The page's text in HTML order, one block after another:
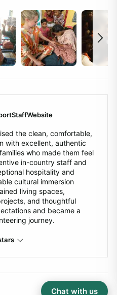
StaffWebsite
the clean, comfortable,
with excellent, authentic
who made them feel
in-country staff and
hospitality and
cultural immersion
living spaces,
and thoughtful
and became a
journey.
Chat with us